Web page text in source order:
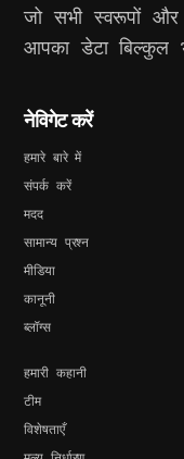
जो सभी स्वरूपों और
आपका डेटा बिल्कुल
नेविगेट करें
हमारे बारे में
संपर्क करें
मदद
सामान्य प्रश्न
मीडिया
कानूनी
ब्लॉग्स
हमारी कहानी
टीम
विशेषताएँ